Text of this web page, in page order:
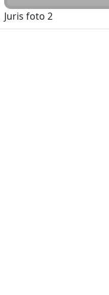
Juris foto 2